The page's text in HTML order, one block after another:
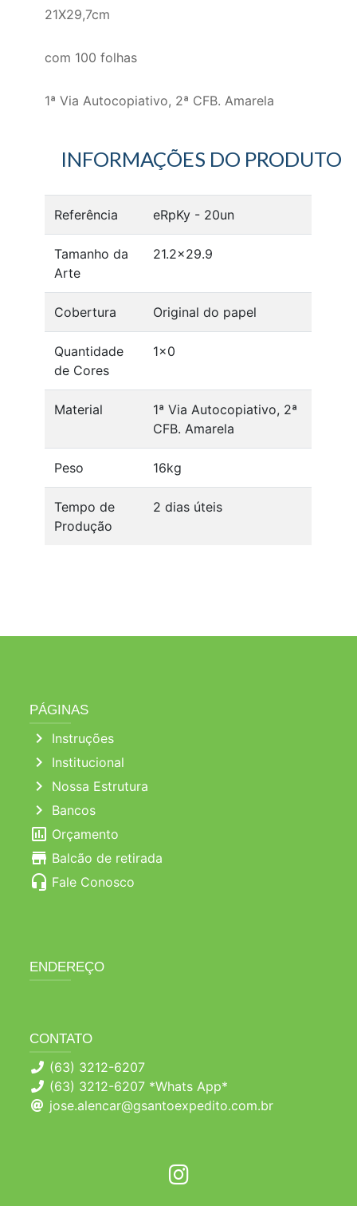
21X29,7cm
com 100 folhas
1ª Via Autocopiativo, 2ª CFB. Amarela
INFORMAÇÕES DO PRODUTO
Referência eRpKy - 20un
Tamanho da
Arte
21.2x29.9
Cobertura Original do papel
Quantidade
de Cores
1x0
Material
1ª Via Autocopiativo, 2ª
CFB. Amarela
Peso 16kg
Tempo de
Produção
2 dias úteis
PÁGINAS
chevron_right Instruções
chevron_right Institucional
chevron_right Nossa Estrutura
chevron_right Bancos
poll Orçamento
store Balcão de retirada
headset_mic Fale Conosco
ENDEREÇO
CONTATO
(63) 3212-6207
(63) 3212-6207 *Whats App*
jose.alencar@gsantoexpedito.com.br